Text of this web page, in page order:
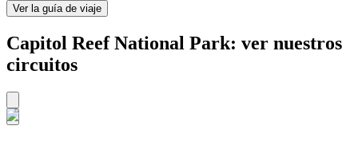
Ver la guía de viaje
Capitol Reef National Park: ver nuestros
circuitos